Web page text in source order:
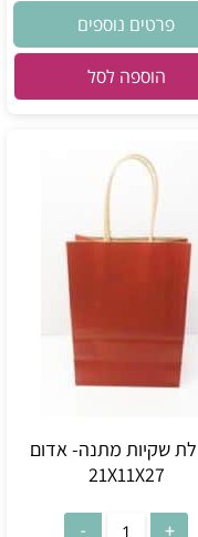
פרטים נוספים
הוספה לסל
שקיות מתנה- אדום
21X11X27